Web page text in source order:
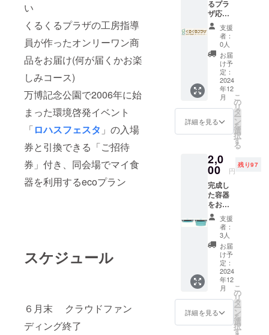
い
くるくるプラザの工房指導
員が作ったオンリーワン商
品をお届け(何が届くかお楽
しみコース)
万博記念公園で2006年に始
まった環境啓発イベント
「ロハスフェスタ 」の入場
券と引換できる「ご招待
券」付き、同会場でマイ食
器を利用するecoプラン
スケジュール
６月末 クラウドファン
ディング終了
連絡い
たしま
す。 容
器が完
成次
第、ご
連絡差
し上げ
ます。
下記住
所 ≪
くるく
るプラ
里万博
公園4-3
吹田市
資源リ
サイク
ルセン
ター
内 く
るくる
プラ
ザ ま
で お越
しいた
だける
方に容
器を手
渡しさ
るプラ
ザ応援
プラン
Ｂ くる
くるプ
ラザを
知って
いただ
くチャ
ンスを
くださ
い！ 工
房指導
員が
作った
リーワ
ン商品
をお届
けしま
す。
～何が
お手元
に届く
かはお
楽しみ
コース
サイク
ル施
設、木
工工
房・布
支援
者：
0人
お届
け予
定：
2024
年12
月
詳細を見る
こ
の
リ
タ
ー
ン
を
選
択
す
る
2,0
00 円
残り97
完成し
た容器
をお届
け (郵
送でお
届け・
来館不
可の方
専用) 容
器完成
後、１
２月～
順次お
届けさ
せてい
ただき
支援
者：
3人
お届
け予
定：
2024
年12
月
詳細を見る
こ
の
リ
タ
ー
ン
を
選
択
す